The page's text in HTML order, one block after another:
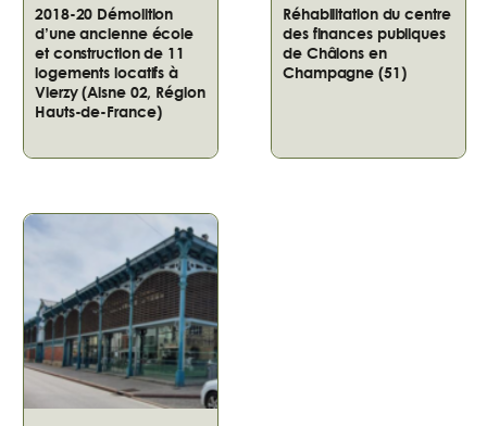
2018-20 Démolition
d’une ancienne école
et construction de 11
logements locatifs à
Vierzy (Aisne 02, Région
Hauts-de-France)
Réhabilitation du centre
des finances publiques
de Châlons en
Champagne (51)